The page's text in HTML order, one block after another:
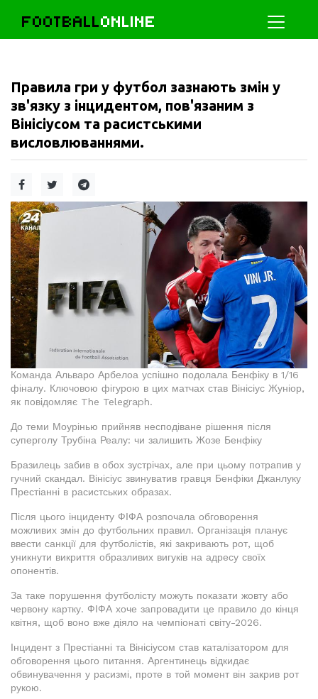
FOOTBALLONLINE
Правила гри у футбол зазнають змін у
зв'язку з інцидентом, пов'язаним з
Вінісіусом та расистськими
висловлюваннями.
Команда Альваро Арбелоа успішно подолала Бенфіку в 1/16
фіналу. Ключовою фігурою в цих матчах став Вінісіус Жуніор,
як повідомляє The Telegraph.
До теми Моурінью прийняв несподіване рішення після
суперголу Трубіна Реалу: чи залишить Жозе Бенфіку
Бразилець забив в обох зустрічах, але при цьому потрапив у
гучний скандал. Вінісіус звинуватив гравця Бенфіки Джанлуку
Престіанні в расистських образах.
Після цього інциденту ФІФА розпочала обговорення
можливих змін до футбольних правил. Організація планує
ввести санкції для футболістів, які закривають рот, щоб
уникнути викриття образливих вигуків на адресу своїх
опонентів.
За таке порушення футболісту можуть показати жовту або
червону картку. ФІФА хоче запровадити це правило до кінця
квітня, щоб воно вже діяло на чемпіонаті світу-2026.
Інцидент з Престіанні та Вінісіусом став каталізатором для
обговорення цього питання. Аргентинець відкидає
обвинувачення у расизмі, проте в той момент він закрив рот
рукою.